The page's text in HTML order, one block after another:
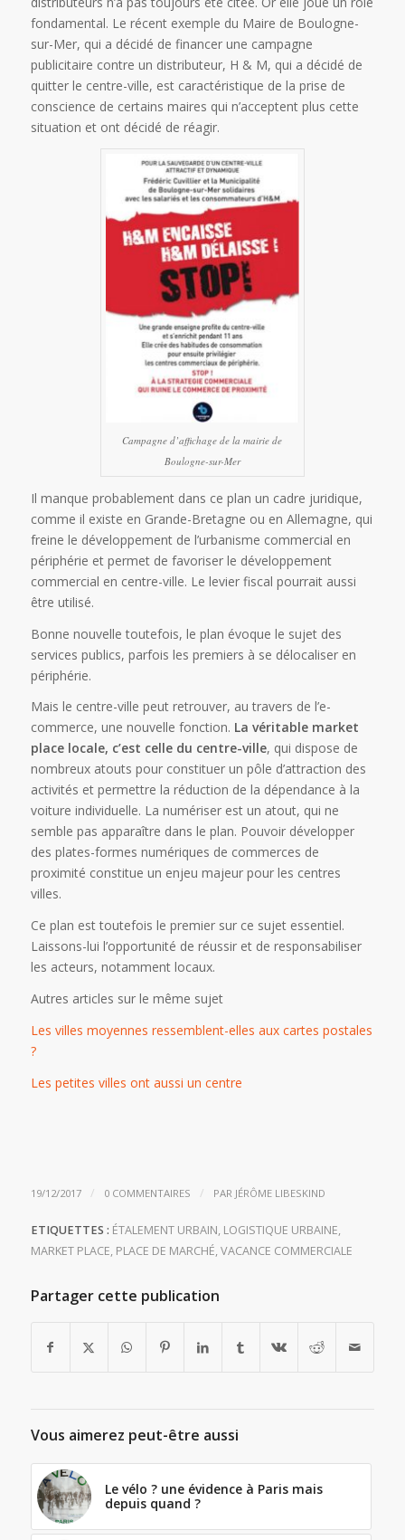
fondamental. Le récent exemple du Maire de Boulogne-
sur-Mer, qui a décidé de financer une campagne
publicitaire contre un distributeur, H & M, qui a décidé de
quitter le centre-ville, est caractéristique de la prise de
conscience de certains maires qui n’acceptent plus cette
situation et ont décidé de réagir.
Campagne d’affichage de la mairie de
Boulogne-sur-Mer
Il manque probablement dans ce plan un cadre juridique,
comme il existe en Grande-Bretagne ou en Allemagne, qui
freine le développement de l’urbanisme commercial en
périphérie et permet de favoriser le développement
commercial en centre-ville. Le levier fiscal pourrait aussi
être utilisé.
Bonne nouvelle toutefois, le plan évoque le sujet des
services publics, parfois les premiers à se délocaliser en
périphérie.
Mais le centre-ville peut retrouver, au travers de l’e-
commerce, une nouvelle fonction. La véritable market
place locale, c’est celle du centre-ville, qui dispose de
nombreux atouts pour constituer un pôle d’attraction des
activités et permettre la réduction de la dépendance à la
voiture individuelle. La numériser est un atout, qui ne
semble pas apparaître dans le plan. Pouvoir développer
des plates-formes numériques de commerces de
proximité constitue un enjeu majeur pour les centres
villes.
Ce plan est toutefois le premier sur ce sujet essentiel.
Laissons-lui l’opportunité de réussir et de responsabiliser
les acteurs, notamment locaux.
Autres articles sur le même sujet
Les villes moyennes ressemblent-elles aux cartes postales
?
Les petites villes ont aussi un centre
19/12/2017 / 0 COMMENTAIRES / PAR JÉRÔME LIBESKIND
ETIQUETTES : ÉTALEMENT URBAIN, LOGISTIQUE URBAINE,
MARKET PLACE, PLACE DE MARCHÉ, VACANCE COMMERCIALE
Partager cette publication
Vous aimerez peut-être aussi
Le vélo ? une évidence à Paris mais
depuis quand ?